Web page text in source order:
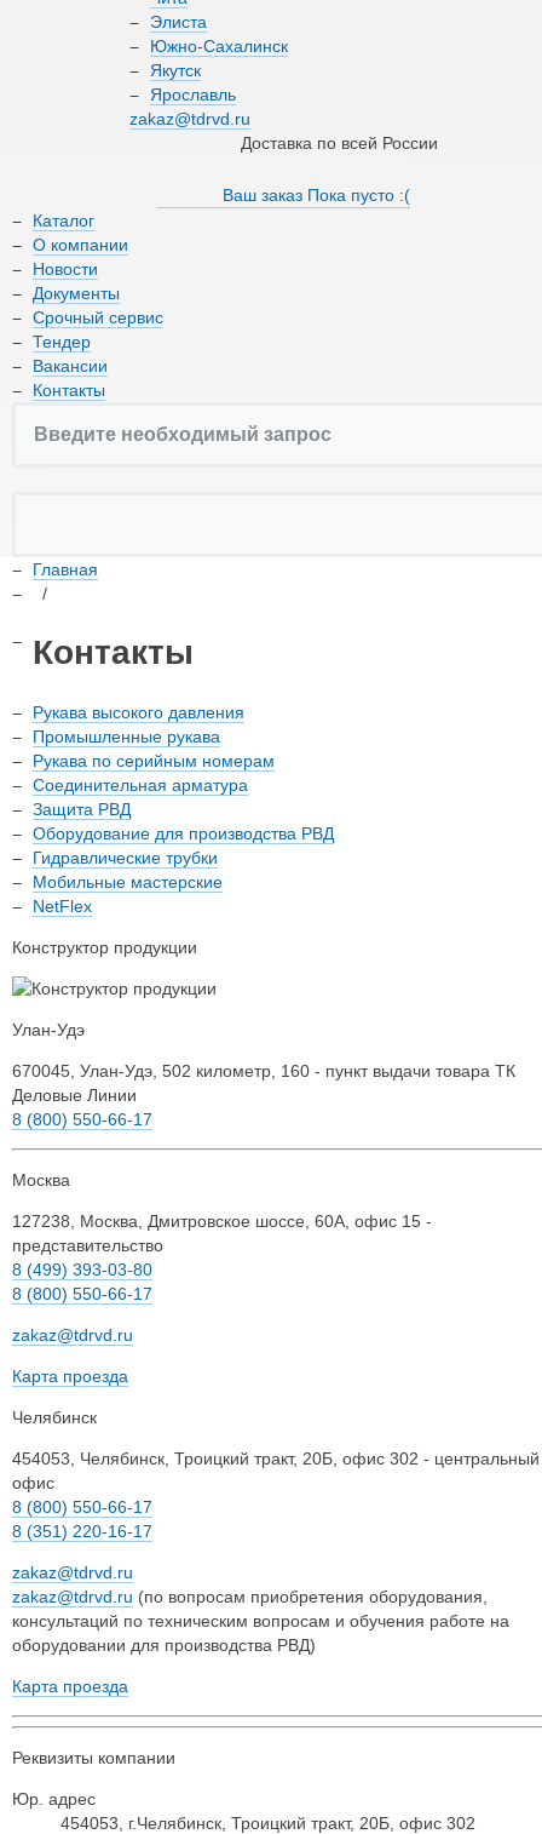
О компании
Документы
Тендер
Вакансии
Контакты
8 (800) 550-66-17
Доставка по всей России
Элиста
Южно-Сахалинск
Якутск
Ярославль
zakaz@tdrvd.ru
Доставка по всей России
Ваш заказ Пока пусто :(
Каталог
О компании
Новости
Документы
Срочный сервис
Тендер
Вакансии
Контакты
Главная
/
Контакты
Рукава высокого давления
Промышленные рукава
Рукава по серийным номерам
Соединительная арматура
Защита РВД
Оборудование для производства РВД
Гидравлические трубки
Мобильные мастерские
NetFlex
Конструктор продукции
Улан-Удэ
670045 Улан-Удэ ​502 километр, 160 - пункт выдачи товара ТК
Деловые Линии
8 (800) 550-66-17
Москва
127238 Москва
Дмитровское шоссе, 60А, офис 15 -
представительство
8 (499) 393-03-80
8 (800) 550-66-17
zakaz@tdrvd.ru
Карта проезда
Челябинск
454053 Челябинск Троицкий тракт, 20Б, офис 302 - центральный
офис
8 (800) 550-66-17
8 (351) 220-16-17
zakaz@tdrvd.ru
zakaz@tdrvd.ru (по вопросам приобретения оборудования,
консультаций по техническим вопросам и обучения работе на
оборудовании для производства РВД)
Карта проезда
Реквизиты компании
Юр. адрес
454053, г.Челябинск, Троицкий тракт, 20Б, офис 302